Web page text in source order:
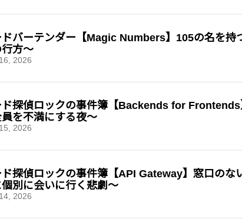
ドバーテンダー【Magic Numbers】105の名を持
方〜
2026
ド探偵ロックの事件簿【Backends for
を不満にする夜〜
2026
ド探偵ロックの事件簿【API Gateway】窓口のな
別に会いに行く悲劇〜
2026